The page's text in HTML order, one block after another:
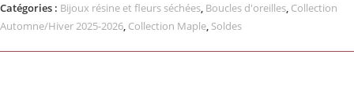
Catégories : Bijoux résine et fleurs séchées, Boucles d'oreilles, Collection
Automne/Hiver 2025-2026, Collection Maple, Soldes